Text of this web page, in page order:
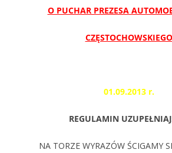
O PUCHAR PREZESA
CZĘSTOCHOWSKIEGO
01.09.2013 r.
REGULAMIN
NA TORZE WYRAZÓW ŚCIGAMY